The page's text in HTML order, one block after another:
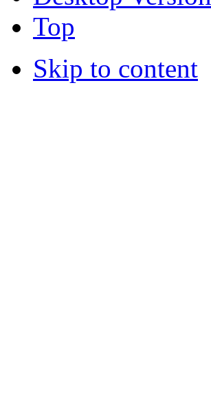
Top
Skip to content